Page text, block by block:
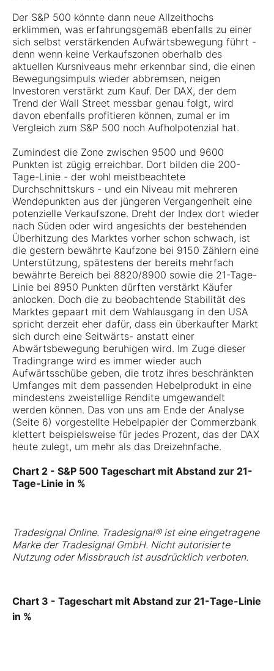
Der S&P 500 könnte dann neue Allzeithochs
erklimmen, was erfahrungsgemäß ebenfalls zu einer
sich selbst verstärkenden Aufwärtsbewegung führt -
denn wenn keine Verkaufszonen oberhalb des
aktuellen Kursniveaus mehr erkennbar sind, die einen
Bewegungsimpuls wieder abbremsen, neigen
Investoren verstärkt zum Kauf. Der DAX, der dem
Trend der Wall Street messbar genau folgt, wird
davon ebenfalls profitieren können, zumal er im
Vergleich zum S&P 500 noch Aufholpotenzial hat.
Zumindest die Zone zwischen 9500 und 9600
Punkten ist zügig erreichbar. Dort bilden die 200-
Tage-Linie - der wohl meistbeachtete
Durchschnittskurs - und ein Niveau mit mehreren
Wendepunkten aus der jüngeren Vergangenheit eine
potenzielle Verkaufszone. Dreht der Index dort wieder
nach Süden oder wird angesichts der bestehenden
Überhitzung des Marktes vorher schon schwach, ist
die gestern bewährte Kaufzone bei 9150 Zählern eine
Unterstützung, spätestens der bereits mehrfach
bewährte Bereich bei 8820/8900 sowie die 21-Tage-
Linie bei 8950 Punkten dürften verstärkt Käufer
anlocken. Doch die zu beobachtende Stabilität des
Marktes gepaart mit dem Wahlausgang in den USA
spricht derzeit eher dafür, dass ein überkaufter Markt
sich durch eine Seitwärts- anstatt einer
Abwärtsbewegung beruhigen wird. Im Zuge dieser
Tradingrange wird es immer wieder auch
Aufwärtsschübe geben, die trotz ihres beschränkten
Umfanges mit dem passenden Hebelprodukt in eine
mindestens zweistellige Rendite umgewandelt
werden können. Das von uns am Ende der Analyse
(Seite 6) vorgestellte Hebelpapier der Commerzbank
klettert beispielsweise für jedes Prozent, das der DAX
heute zulegt, um mehr als das Dreizehnfache.
Chart 2 - S&P 500 Tageschart mit Abstand zur 21-
Tage-Linie in %
Tradesignal Online. Tradesignal® ist eine eingetragene
Marke der Tradesignal GmbH. Nicht autorisierte
Nutzung oder Missbrauch ist ausdrücklich verboten.
Chart 3 - Tageschart mit Abstand zur 21-Tage-Linie
in %